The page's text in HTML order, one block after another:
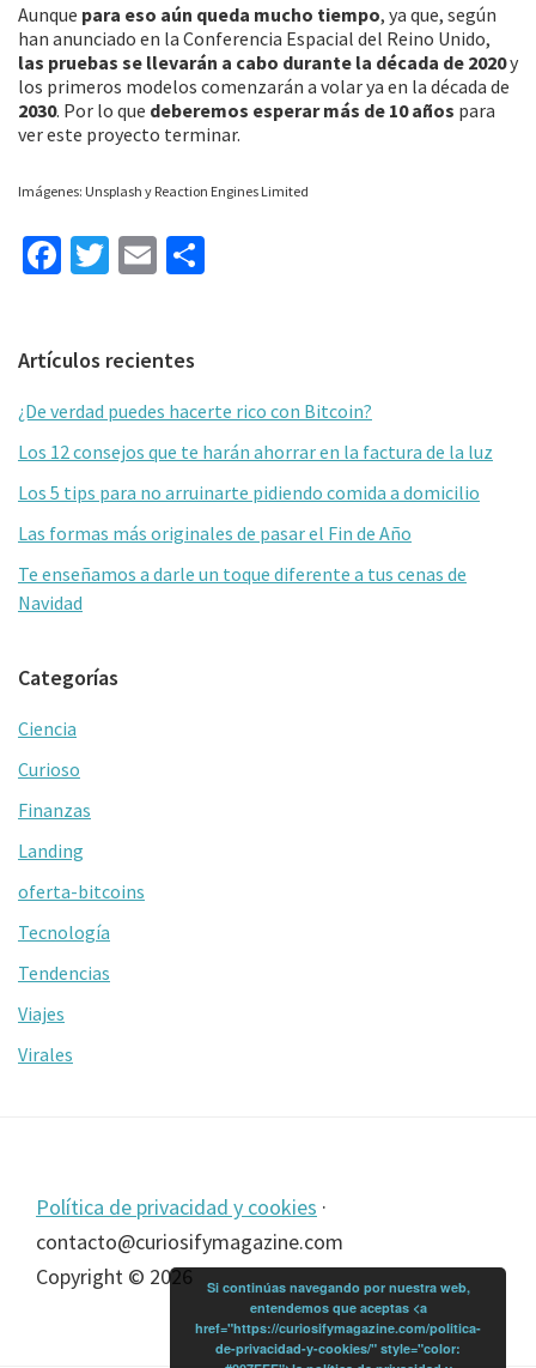
Aunque para eso aún queda mucho tiempo, ya que, según
han anunciado en la Conferencia Espacial del Reino Unido,
las pruebas se llevarán a cabo durante la década de 2020y
los primeros modelos comenzarán a volar ya en la década de
2030. Por lo que deberemos esperar más de 10 años para
ver este proyecto terminar.
Imágenes: Unsplash y Reaction Engines Limited
Fa
o
o
k
T
er
E
l
ar
tir
Barra
lateral
primaria
Artículos recientes
¿De verdad puedes hacerte rico con Bitcoin?
Los 12 consejos que te harán ahorrar en la factura de la luz
Los 5 tips para no arruinarte pidiendo comida a domicilio
Las formas más originales de pasar el Fin de Año
Te enseñamos a darle un toque diferente a tus cenas de
Navidad
Categorías
Ciencia
Curioso
Finanzas
Landing
oferta-bitcoins
Tecnología
Tendencias
Viajes
Virales
Footer
Política de privacidad y cookies ·
contacto@curiosifymagazine.com
Copyright © 2026
Si continúas navegando por nuestra web,
entendemos que aceptas <a
href="https://curiosifymagazine.com/politica-
de-privacidad-y-cookies/" style="color: